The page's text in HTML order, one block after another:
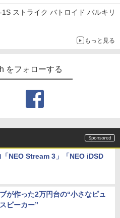
ならではの体験とコラボの楽しさを
ストライク バトロイド バルキリ
もっと見る
をフォローする
NEO Stream 3」「NEO iDSD
が作った2万円台の“小さなピュ
ピーカー”